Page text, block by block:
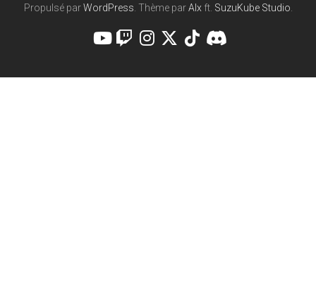
Propulsé parWordPress . Thème parAlx ft. SuzuKube Studio